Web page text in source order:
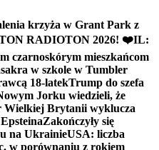
krzyża w Grant Park z
RADIOTON 2026! ❤️IL:
czarnoskórym mieszkańcom
w szkole w Tumbler
18-latekTrump do szefa
Jorku wiedzieli, że
Wielkiej Brytanii wyklucza
Zakończyły się
na UkrainieUSA: liczba
w porównaniu z rokiem